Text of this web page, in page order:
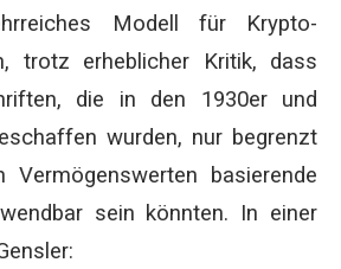
Modell für Krypto-
trotz erheblicher Kritik, dass
die in den 1930er und
wurden, nur begrenzt
basierende
sein könnten. In einer